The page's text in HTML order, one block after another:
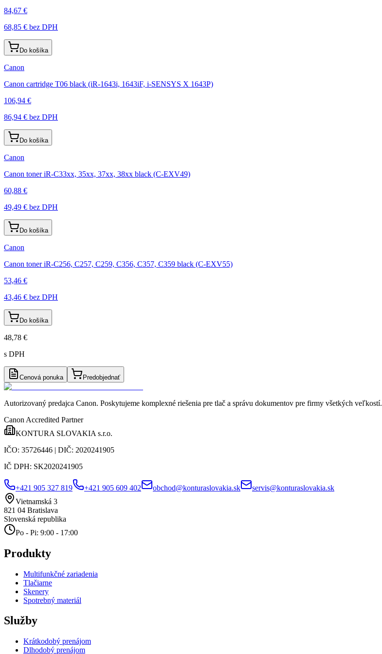
84,67 €
68,85 € bez DPH
Do košíka
Canon
Canon cartridge T06 black (iR-1643i, 1643iF, i-SENSYS X 1643P)
106,94 €
86,94 € bez DPH
Do košíka
Canon
Canon toner iR-C33xx, 35xx, 37xx, 38xx black (C-EXV49)
60,88 €
49,49 € bez DPH
Do košíka
Canon
Canon toner iR-C256, C257, C259, C356, C357, C359 black (C-EXV55)
53,46 €
43,46 € bez DPH
Do košíka
48,78 €
s DPH
Cenová ponuka Predobjednať
Autorizovaný predajca Canon. Poskytujeme komplexné riešenia pre tlač a správu dokumentov pre firmy všetkých veľkostí.
Canon Accredited Partner
KONTURA SLOVAKIA s.r.o.
IČO: 35726446 | DIČ: 2020241905
IČ DPH: SK2020241905
+421 905 327 819 +421 905 609 402 obchod@konturaslovakia.sk
servis@konturaslovakia.sk
Vietnamská 3
821 04 Bratislava
Slovenská republika
Po - Pi: 9:00 - 17:00
Produkty
Multifunkčné zariadenia
Tlačiarne
Skenery
Spotrebný materiál
Služby
Krátkodobý prenájom
Dlhodobý prenájom